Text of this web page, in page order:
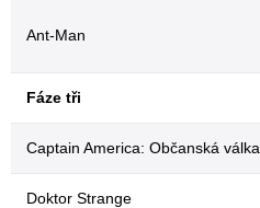
Ant-Man
Fáze tři
Captain America: Občanská válka
Doktor Strange